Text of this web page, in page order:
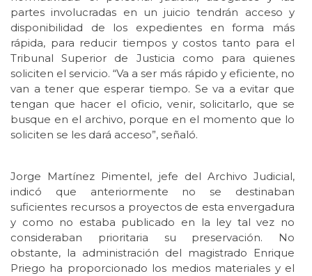
partes involucradas en un juicio tendrán acceso y
disponibilidad de los expedientes en forma más
rápida, para reducir tiempos y costos tanto para el
Tribunal Superior de Justicia como para quienes
soliciten el servicio. “Va a ser más rápido y eficiente, no
van a tener que esperar tiempo. Se va a evitar que
tengan que hacer el oficio, venir, solicitarlo, que se
busque en el archivo, porque en el momento que lo
soliciten se les dará acceso”, señaló.
Jorge Martínez Pimentel, jefe del Archivo Judicial,
indicó que anteriormente no se destinaban
suficientes recursos a proyectos de esta envergadura
y como no estaba publicado en la ley tal vez no
consideraban prioritaria su preservación. No
obstante, la administración del magistrado Enrique
Priego ha proporcionado los medios materiales y el